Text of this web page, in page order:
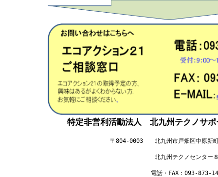
特定非営利活動法人 北九州テクノサポ
〒804-0003 北九州市戸畑区中原新
北九州テクノセンター８階
電話・FAX：093-873-